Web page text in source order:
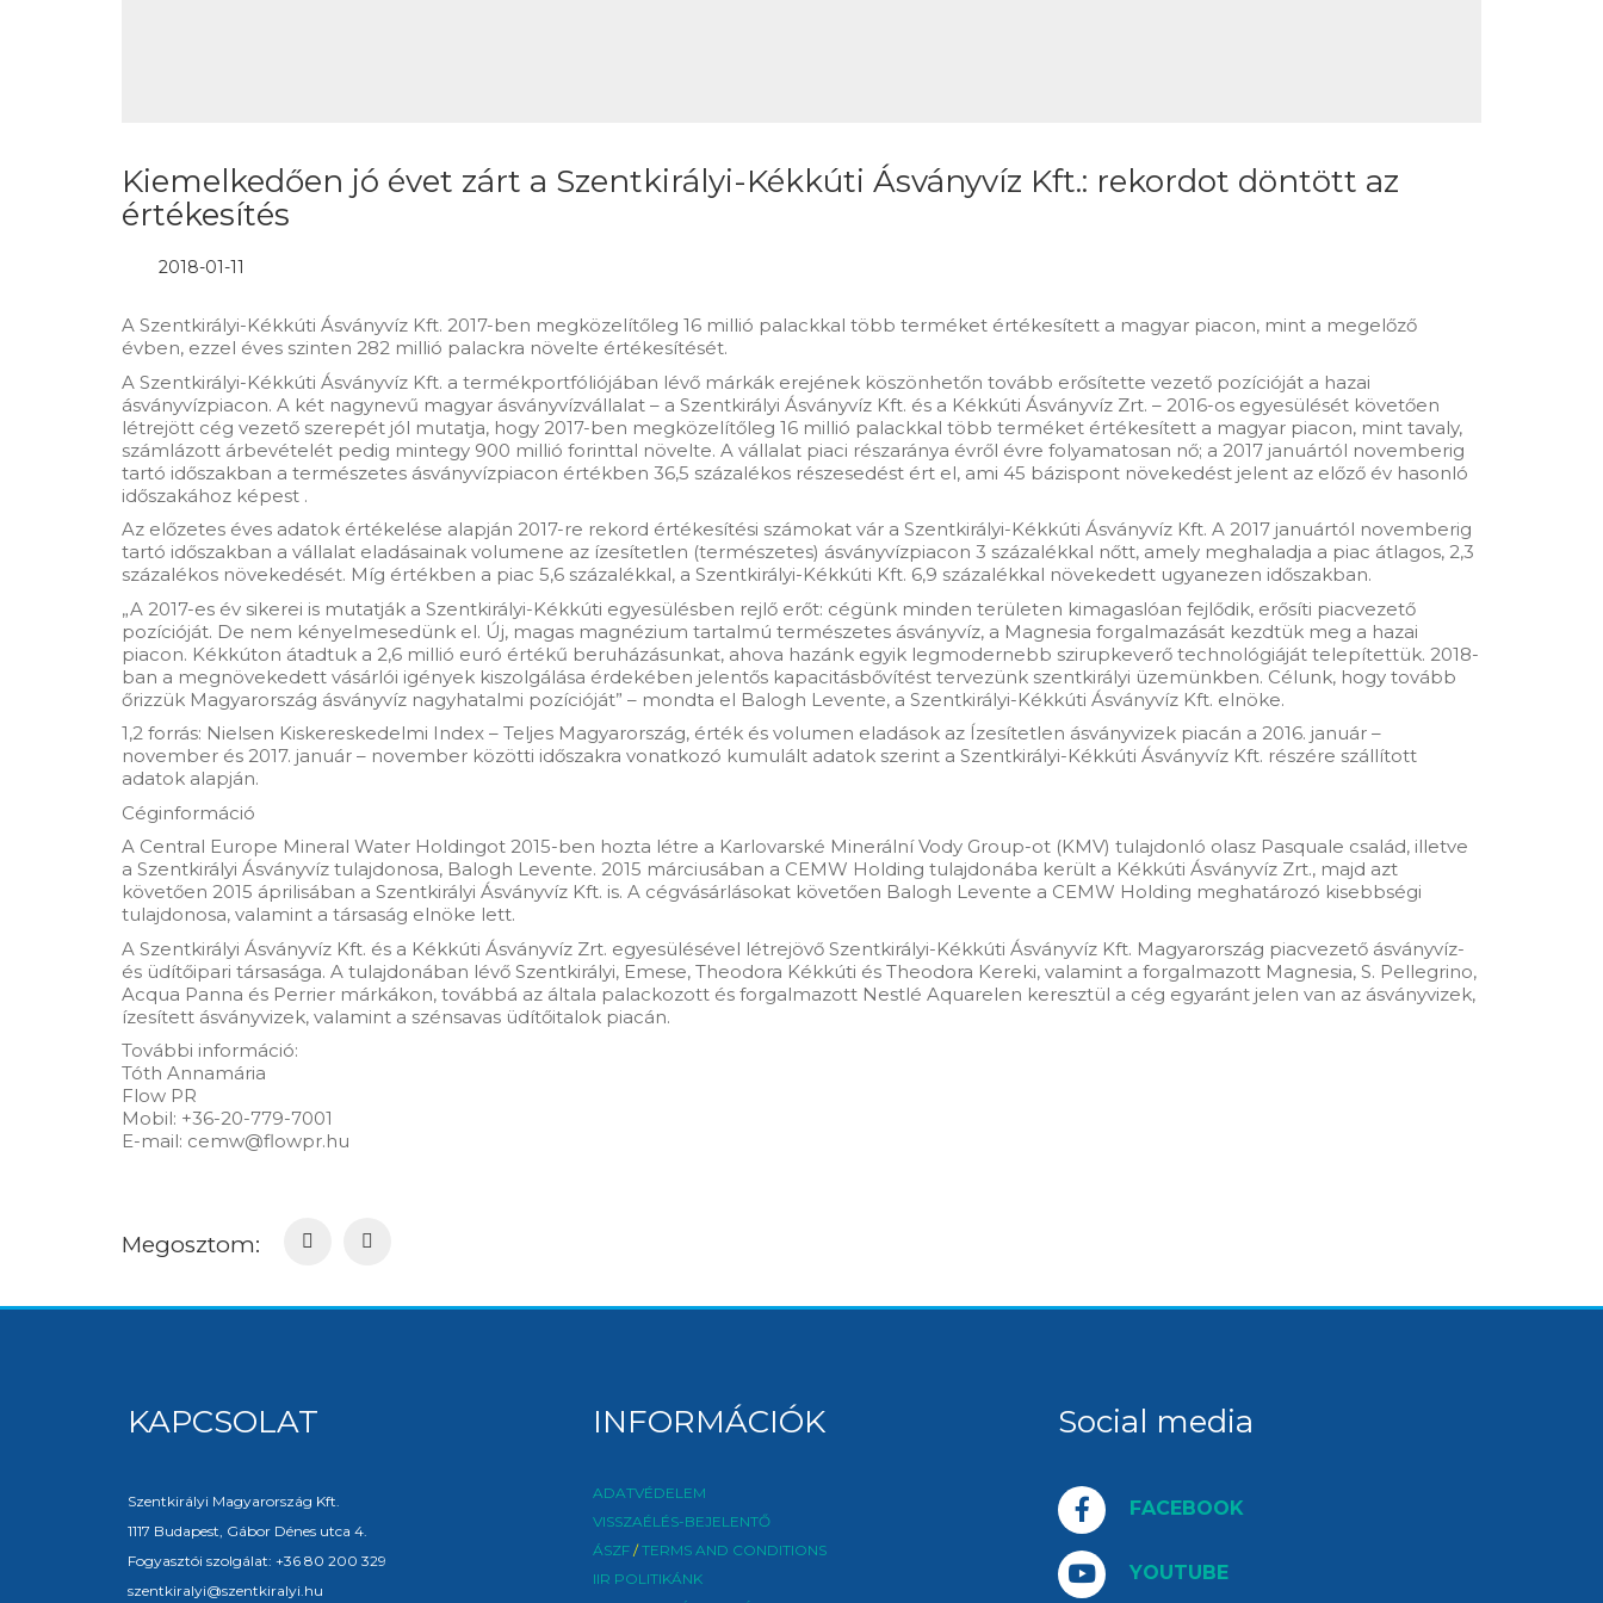
Kiemelkedően jó évet zárt a Szentkirályi-Kékkúti Ásványvíz Kft.: rekordot döntött az
értékesítés
2018-01-11
A Szentkirályi-Kékkúti Ásványvíz Kft. 2017-ben megközelítőleg 16 millió palackkal több terméket értékesített a magyar piacon, mint a megelőző
évben, ezzel éves szinten 282 millió palackra növelte értékesítését.
A Szentkirályi-Kékkúti Ásványvíz Kft. a termékportfóliójában lévő márkák erejének köszönhetőn tovább erősítette vezető pozícióját a hazai
ásványvízpiacon. A két nagynevű magyar ásványvízvállalat – a Szentkirályi Ásványvíz Kft. és a Kékkúti Ásványvíz Zrt. – 2016-os egyesülését követően
létrejött cég vezető szerepét jól mutatja, hogy 2017-ben megközelítőleg 16 millió palackkal több terméket értékesített a magyar piacon, mint tavaly,
számlázott árbevételét pedig mintegy 900 millió forinttal növelte. A vállalat piaci részaránya évről évre folyamatosan nő; a 2017 januártól novemberig
tartó időszakban a természetes ásványvízpiacon értékben 36,5 százalékos részesedést ért el, ami 45 bázispont növekedést jelent az előző év hasonló
időszakához képest .
Az előzetes éves adatok értékelése alapján 2017-re rekord értékesítési számokat vár a Szentkirályi-Kékkúti Ásványvíz Kft. A 2017 januártól novemberig
tartó időszakban a vállalat eladásainak volumene az ízesítetlen (természetes) ásványvízpiacon 3 százalékkal nőtt, amely meghaladja a piac átlagos, 2,3
százalékos növekedését. Míg értékben a piac 5,6 százalékkal, a Szentkirályi-Kékkúti Kft. 6,9 százalékkal növekedett ugyanezen időszakban.
„A 2017-es év sikerei is mutatják a Szentkirályi-Kékkúti egyesülésben rejlő erőt: cégünk minden területen kimagaslóan fejlődik, erősíti piacvezető
pozícióját. De nem kényelmesedünk el. Új, magas magnézium tartalmú természetes ásványvíz, a Magnesia forgalmazását kezdtük meg a hazai
piacon. Kékkúton átadtuk a 2,6 millió euró értékű beruházásunkat, ahova hazánk egyik legmodernebb szirupkeverő technológiáját telepítettük. 2018-
ban a megnövekedett vásárlói igények kiszolgálása érdekében jelentős kapacitásbővítést tervezünk szentkirályi üzemünkben. Célunk, hogy tovább
őrizzük Magyarország ásványvíz nagyhatalmi pozícióját” – mondta el Balogh Levente, a Szentkirályi-Kékkúti Ásványvíz Kft. elnöke.
1,2 forrás: Nielsen Kiskereskedelmi Index – Teljes Magyarország, érték és volumen eladások az Ízesítetlen ásványvizek piacán a 2016. január –
november és 2017. január – november közötti időszakra vonatkozó kumulált adatok szerint a Szentkirályi-Kékkúti Ásványvíz Kft. részére szállított
adatok alapján.
Céginformáció
A Central Europe Mineral Water Holdingot 2015-ben hozta létre a Karlovarské Minerální Vody Group-ot (KMV) tulajdonló olasz Pasquale család, illetve
a Szentkirályi Ásványvíz tulajdonosa, Balogh Levente. 2015 márciusában a CEMW Holding tulajdonába került a Kékkúti Ásványvíz Zrt., majd azt
követően 2015 áprilisában a Szentkirályi Ásványvíz Kft. is. A cégvásárlásokat követően Balogh Levente a CEMW Holding meghatározó kisebbségi
tulajdonosa, valamint a társaság elnöke lett.
A Szentkirályi Ásványvíz Kft. és a Kékkúti Ásványvíz Zrt. egyesülésével létrejövő Szentkirályi-Kékkúti Ásványvíz Kft. Magyarország piacvezető ásványvíz-
és üdítőipari társasága. A tulajdonában lévő Szentkirályi, Emese, Theodora Kékkúti és Theodora Kereki, valamint a forgalmazott Magnesia, S. Pellegrino,
Acqua Panna és Perrier márkákon, továbbá az általa palackozott és forgalmazott Nestlé Aquarelen keresztül a cég egyaránt jelen van az ásványvizek,
ízesített ásványvizek, valamint a szénsavas üdítőitalok piacán.
További információ:
Tóth Annamária
Flow PR
Mobil: +36-20-779-7001
E-mail: cemw@flowpr.hu
Megosztom:
KAPCSOLAT
Szentkirályi Magyarország Kft.
1117 Budapest, Gábor Dénes utca 4.
Fogyasztói szolgálat: +36 80 200 329
szentkiralyi@szentkiralyi.hu
INFORMÁCIÓK
ADATVÉDELEM
VISSZAÉLÉS-BEJELENTŐ
ÁSZF /TERMS AND CONDITIONS
IIR POLITIKÁNK
Social media
FACEBOOK
YOUTUBE